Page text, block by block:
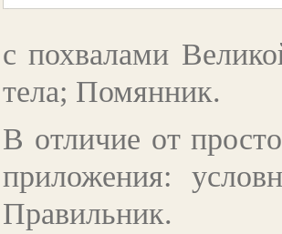
с похвалами
тела; Помянник.
В отличие от
приложения:
Правильник.